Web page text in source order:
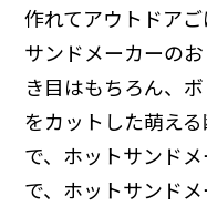
作れてアウトドア
サンドメーカーの
き目はもちろん、
をカットした萌え
で、ホットサンド
で、ホットサンド